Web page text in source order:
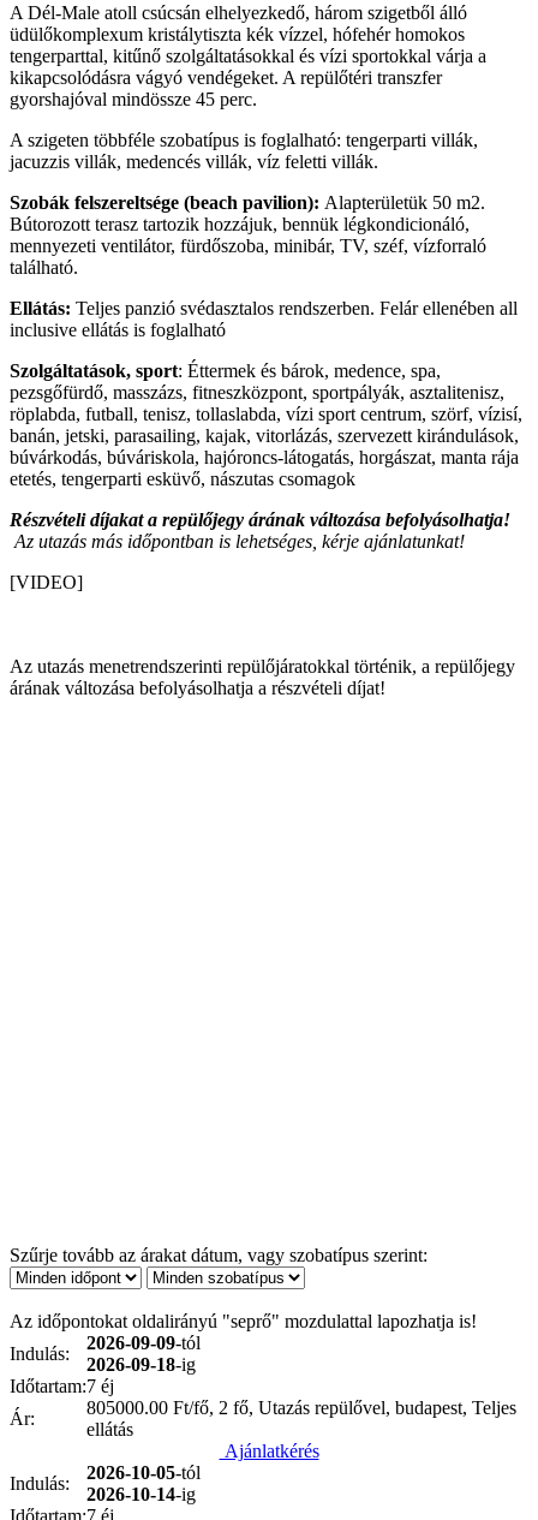
A Dél-Male atoll csúcsán elhelyezkedő, három szigetből álló
üdülőkomplexum kristálytiszta kék vízzel, hófehér homokos
tengerparttal, kitűnő szolgáltatásokkal és vízi sportokkal várja a
kikapcsolódásra vágyó vendégeket. A repülőtéri transzfer
gyorshajóval mindössze 45 perc.
A szigeten többféle szobatípus is foglalható: tengerparti villák,
jacuzzis villák, medencés villák, víz feletti villák.
Szobák felszereltsége (beach pavilion): Alapterületük 50 m2.
Bútorozott terasz tartozik hozzájuk, bennük légkondicionáló,
mennyezeti ventilátor, fürdőszoba, minibár, TV, széf, vízforraló
található.
Ellátás: Teljes panzió svédasztalos rendszerben. Felár ellenében all
inclusive ellátás is foglalható
Szolgáltatások, sport: Éttermek és bárok, medence, spa,
pezsgőfürdő, masszázs, fitneszközpont, sportpályák, asztalitenisz,
röplabda, futball, tenisz, tollaslabda, vízi sport centrum, szörf, vízisí,
banán, jetski, parasailing, kajak, vitorlázás, szervezett kirándulások,
búvárkodás, búváriskola, hajóroncs-látogatás, horgászat, manta rája
etetés, tengerparti esküvő, nászutas csomagok
Részvételi díjakat a repülőjegy árának változása befolyásolhatja!
Az utazás más időpontban is lehetséges, kérje ajánlatunkat!
[VIDEO]
Az utazás menetrendszerinti repülőjáratokkal történik, a repülőjegy
árának változása befolyásolhatja a részvételi díjat!
Szűrje tovább az árakat dátum, vagy szobatípus szerint:
Az időpontokat oldalirányú "seprő" mozdulattal lapozhatja is!
Indulás:
2026-09-09-tól
2026-09-18-ig
Időtartam:7 éj
Ár:
805000.00 Ft/fő, 2 fő, Utazás repülővel, budapest, Teljes
ellátás
Ajánlatkérés
Indulás:
2026-10-05-tól
2026-10-14-ig
Időtartam:7 éj